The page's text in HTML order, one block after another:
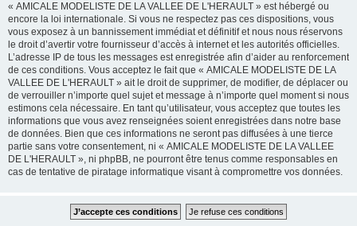
« AMICALE MODELISTE DE LA VALLEE DE L'HERAULT » est hébergé ou
encore la loi internationale. Si vous ne respectez pas ces dispositions, vous
vous exposez à un bannissement immédiat et définitif et nous nous réservons
le droit d’avertir votre fournisseur d’accès à internet et les autorités officielles.
L’adresse IP de tous les messages est enregistrée afin d’aider au renforcement
de ces conditions. Vous acceptez le fait que « AMICALE MODELISTE DE LA
VALLEE DE L'HERAULT » ait le droit de supprimer, de modifier, de déplacer ou
de verrouiller n’importe quel sujet et message à n’importe quel moment si nous
estimons cela nécessaire. En tant qu’utilisateur, vous acceptez que toutes les
informations que vous avez renseignées soient enregistrées dans notre base
de données. Bien que ces informations ne seront pas diffusées à une tierce
partie sans votre consentement, ni « AMICALE MODELISTE DE LA VALLEE
DE L'HERAULT », ni phpBB, ne pourront être tenus comme responsables en
cas de tentative de piratage informatique visant à compromettre vos données.